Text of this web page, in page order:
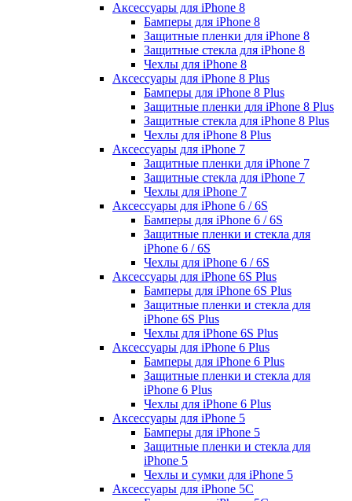
Аксессуары для iPhone 8
Бамперы для iPhone 8
Защитные пленки для iPhone 8
Защитные стекла для iPhone 8
Чехлы для iPhone 8
Аксессуары для iPhone 8 Plus
Бамперы для iPhone 8 Plus
Защитные пленки для iPhone 8 Plus
Защитные стекла для iPhone 8 Plus
Чехлы для iPhone 8 Plus
Аксессуары для iPhone 7
Защитные пленки для iPhone 7
Защитные стекла для iPhone 7
Чехлы для iPhone 7
Аксессуары для iPhone 6 / 6S
Бамперы для iPhone 6 / 6S
Защитные пленки и стекла для
iPhone 6 / 6S
Чехлы для iPhone 6 / 6S
Аксессуары для iPhone 6S Plus
Бамперы для iPhone 6S Plus
Защитные пленки и стекла для
iPhone 6S Plus
Чехлы для iPhone 6S Plus
Аксессуары для iPhone 6 Plus
Бамперы для iPhone 6 Plus
Защитные пленки и стекла для
iPhone 6 Plus
Чехлы для iPhone 6 Plus
Аксессуары для iPhone 5
Бамперы для iPhone 5
Защитные пленки и стекла для
iPhone 5
Чехлы и сумки для iPhone 5
Аксессуары для iPhone 5C